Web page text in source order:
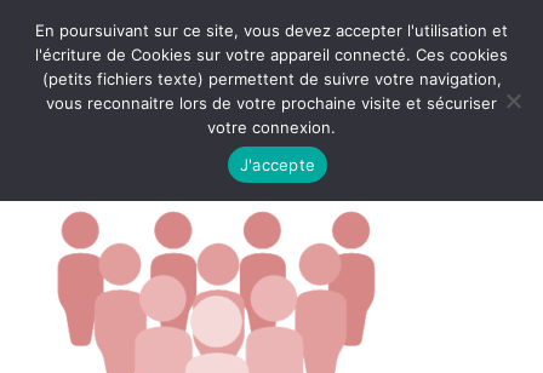
En poursuivant sur ce site, vous devez accepter l'utilisation et
l'écriture de Cookies sur votre appareil connecté. Ces cookies
(petits fichiers texte) permettent de suivre votre navigation,
vous reconnaitre lors de votre prochaine visite et sécuriser
votre connexion.
J'accepte